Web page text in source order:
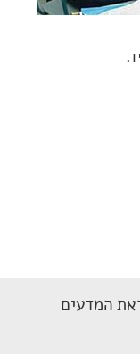
המדעים